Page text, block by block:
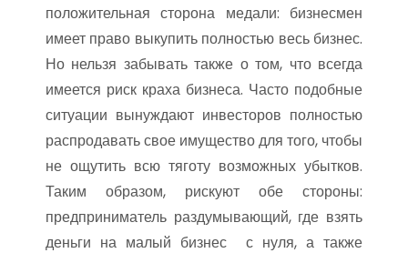
положительная сторона медали: бизнесмен
имеет право выкупить полностью весь бизнес.
Но нельзя забывать также о том, что всегда
имеется риск краха бизнеса. Часто подобные
ситуации вынуждают инвесторов полностью
распродавать свое имущество для того, чтобы
не ощутить всю тяготу возможных убытков.
Таким образом, рискуют обе стороны:
предприниматель раздумывающий, где взять
деньги на малый бизнес с нуля, а также